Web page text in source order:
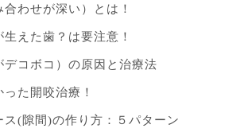
わせが深い）とは！
えた歯？は要注意！
デコボコ）の原因と治療法
た開咬治療！
ス(隙間)の作り方：５パターン